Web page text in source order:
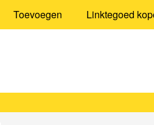
Toevoegen Linktegoed